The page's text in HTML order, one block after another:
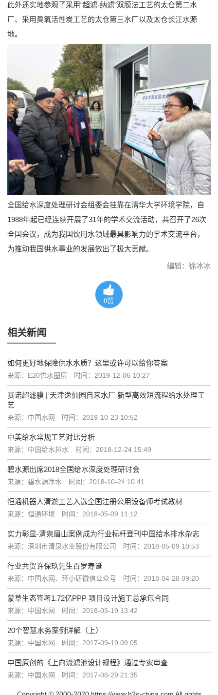
此外还实地参观了采用“超滤-纳滤”双膜法工艺的太仓第二水
厂、采用臭氧活性炭工艺的太仓第三水厂以及太仓长江水源
地。
全国给水深度处理研讨会组委会挂靠在清华大学环境学院，自
1988年起已经连续开展了31年的学术交流活动，共召开了26次
全国会议，成为我国饮用水领域最具影响力的学术交流平台，
为推动我国供水事业的发展做出了极大贡献。
编辑：徐冰冰
0赞
相关新闻
如何更好地保障供水水质？这里或许可以给你答案
来源：E20供水圈层 时间：2019-12-06 10:27
赛诺超滤膜 | 天津逸仙园自来水厂 新型高效短流程给水处理工
艺
来源：中国水网 时间：2019-10-23 10:52
中美给水常规工艺对比分析
来源：中国给水排水 时间：2018-12-24 15:49
碧水源出席2018全国给水深度处理研讨会
来源：碧水源净水 时间：2018-10-24 10:41
恒通机器人清淤工艺入选全国注册公用设备师考试教材
来源：恒通环境 时间：2018-05-09 11:12
实力彰显-清泉眉山案例成为行业标杆登刊中国给水排水杂志
来源：深圳市清泉水业股份有限公司 时间：2018-05-09 10:53
行业共贺许保玖先生百岁寿诞
来源：中国水网、环小研微信公众号 时间：2018-04-28 09:20
蒙草生态签署1.72亿PPP 项目设计施工总承包合同
来源：中国水网 时间：2018-03-19 13:42
20个智慧水务案例详解（上）
来源：中国水网 时间：2017-09-19 09:05
中国原创的《上向流滤池设计规程》通过专家审查
来源：中国水网 时间：2017-08-29 21:35